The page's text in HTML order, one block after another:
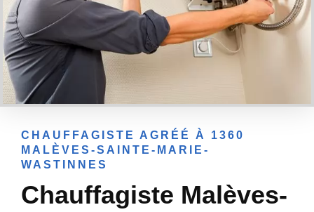
CHAUFFAGISTE AGRÉÉ À 1360
MALÈVES-SAINTE-MARIE-
WASTINNES
Chauffagiste Malèves-